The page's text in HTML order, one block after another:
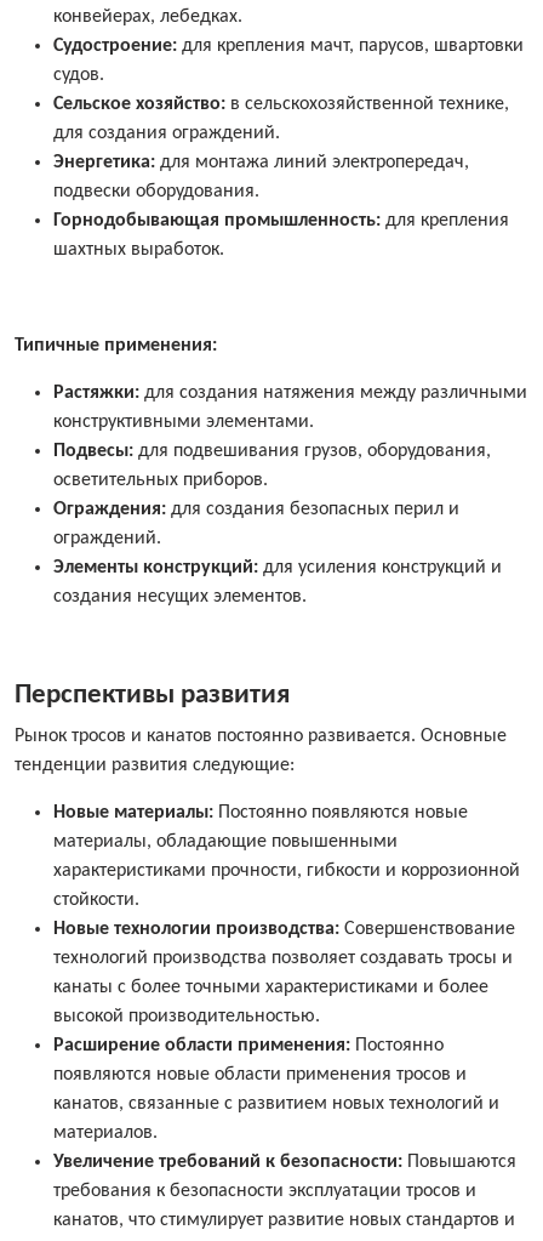
конвейерах, лебедках.
Судостроение: для крепления мачт, парусов, швартовки
судов.
Сельское хозяйство: в сельскохозяйственной технике,
для создания ограждений.
Энергетика: для монтажа линий электропередач,
подвески оборудования.
Горнодобывающая промышленность: для крепления
шахтных выработок.
Типичные применения:
Растяжки: для создания натяжения между различными
конструктивными элементами.
Подвесы: для подвешивания грузов, оборудования,
осветительных приборов.
Ограждения: для создания безопасных перил и
ограждений.
Элементы конструкций: для усиления конструкций и
создания несущих элементов.
Перспективы развития
Рынок тросов и канатов постоянно развивается. Основные
тенденции развития следующие:
Новые материалы: Постоянно появляются новые
материалы, обладающие повышенными
характеристиками прочности, гибкости и коррозионной
стойкости.
Новые технологии производства: Совершенствование
технологий производства позволяет создавать тросы и
канаты с более точными характеристиками и более
высокой производительностью.
Расширение области применения: Постоянно
появляются новые области применения тросов и
канатов, связанные с развитием новых технологий и
материалов.
Увеличение требований к безопасности: Повышаются
требования к безопасности эксплуатации тросов и
канатов, что стимулирует развитие новых стандартов и